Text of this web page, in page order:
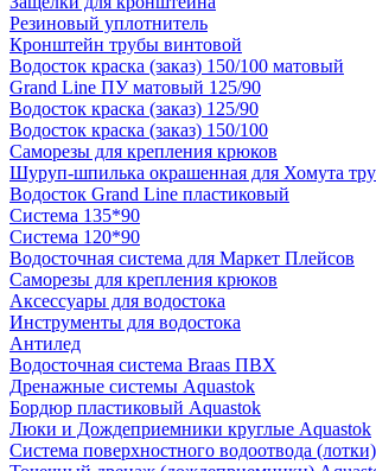
Резиновый уплотнитель
Кронштейн трубы винтовой
Водосток краска (заказ) 150/100 матовый
Grand Line ПУ матовый 125/90
Водосток краска (заказ) 125/90
Водосток краска (заказ) 150/100
Саморезы для крепления крюков
Шуруп-шпилька окрашенная для Хомута
Водосток Grand Line пластиковый
Система 135*90
Система 120*90
Водосточная система для Маркет Плейсов
Саморезы для крепления крюков
Аксессуары для водостока
Инструменты для водостока
Антилед
Водосточная система Braas ПВХ
Дренажные системы Aquastok
Бордюр пластиковый Aquastok
Люки и Дождеприемники круглые Aquastok
Система поверхностного водоотвода